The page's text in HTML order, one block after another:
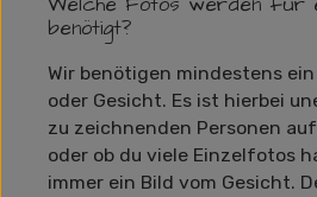
benötigt?
Wir benötigen mindestens
oder Gesicht. Es ist hierbei
zu zeichnenden Personen
oder ob du viele Einzelfotos
immer ein Bild vom Gesicht.